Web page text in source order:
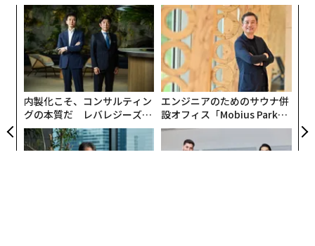
2026年9月号発売中
最新号の購入はこちらから
メンバーシップに登録する
翻訳＝江津拓哉
2026年9月号発売中
最新号の購入はこちらから
内製化こそ、コンサルティン
グの本質だ レバレジーズが
実践する、次世代ファームの
全貌
エンジニアのためのサウナ併
設オフィス「Mobius Park」
がオープン──タマディック
が健康経営を徹底する理由
た
〈
ャ